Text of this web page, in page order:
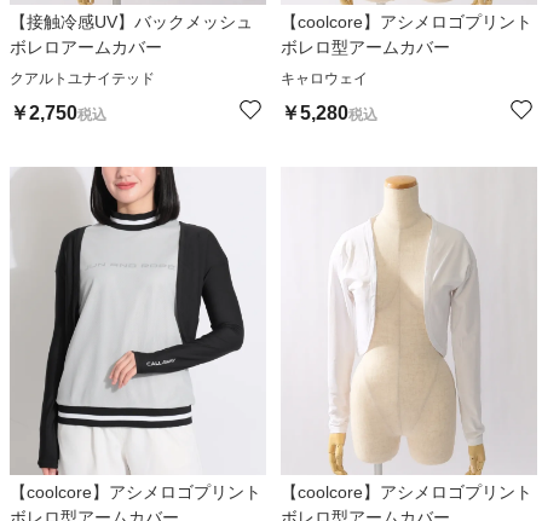
【接触冷感UV】バックメッシュ
ボレロアームカバー
クアルトユナイテッド
￥2,750税込
【coolcore】アシメロゴプリント
ボレロ型アームカバー
キャロウェイ
￥5,280税込
【coolcore】アシメロゴプリント
ボレロ型アームカバー
【coolcore】アシメロゴプリント
ボレロ型アームカバー